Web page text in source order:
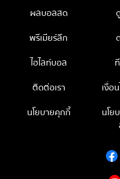
ผลบอลสด
พรีเมียร์ลีก
ไฮไลท์บอล
ติดต่อเรา
เงื่อ
นโยบายคุกกี้
นโย